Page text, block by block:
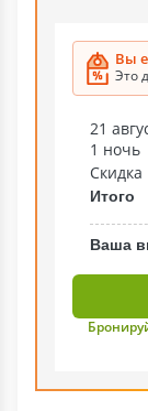
Вы
Это
21
1 ночь
Скидка
Итого
Ваша